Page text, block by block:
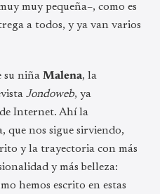
muy pequeña–, como es
a todos, y ya van varios
su niña Malena, la
Jondoweb, ya
Internet. Ahí la
que nos sigue sirviendo,
y la trayectoria con más
y más belleza:
hemos escrito en estas